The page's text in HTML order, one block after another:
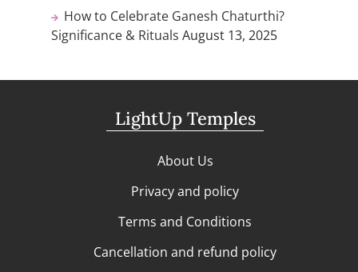
How to Celebrate Ganesh Chaturthi?
Significance & Rituals August 13, 2025
LightUp Temples
About Us
Privacy and policy
Terms and Conditions
Cancellation and refund policy